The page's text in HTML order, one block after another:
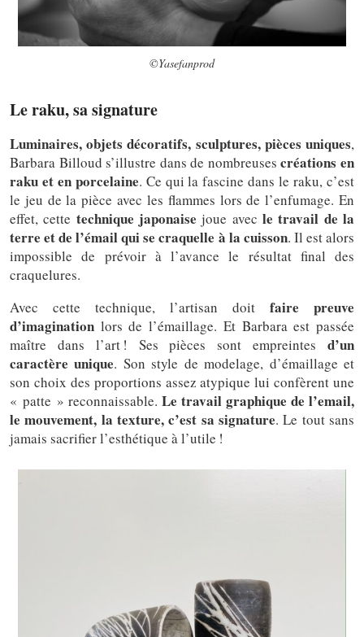
©Yasefanprod
Le raku, sa signature
Luminaires, objets décoratifs, sculptures, pièces uniques,
Barbara Billoud s’illustre dans de nombreusescréations en
raku et en porcelaine. Ce qui la fascine dans le raku, c’est
le jeu de la pièce avec les flammes lors de l’enfumage. En
effet, cette technique japonaise joue avecle travail de la
terre et de l’émail qui se craquelle à la cuisson. Il est alors
impossible de prévoir à l’avance le résultat final des
craquelures.
Avec cette technique, l’artisan doit faire preuve
d’imagination lors de l’émaillage. Et Barbara est passée
maître dans l’art ! Ses pièces sont empreintes d’un
caractère unique. Son style de modelage, d’émaillage et
son choix des proportions assez atypique lui confèrent une
« patte » reconnaissable. Le travail graphique de l’email,
le mouvement, la texture, c’est sa signature. Le tout sans
jamais sacrifier l’esthétique à l’utile !